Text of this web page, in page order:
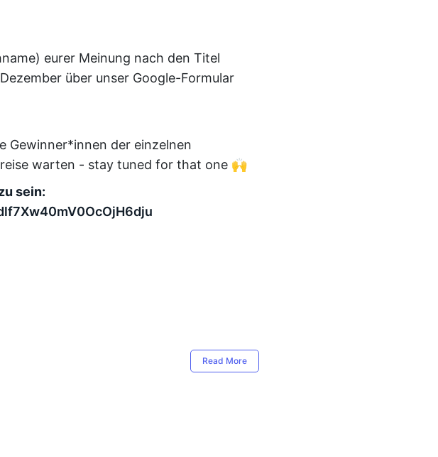
eurer Meinung nach den Titel
über unser Google-Formular
Gewinner*innen der einzelnen
warten - stay tuned for that one 🙌
sein:
Read More